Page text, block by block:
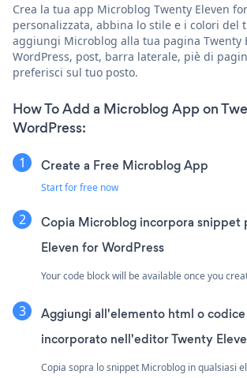
Crea la tua app Microblog Twenty Eleven
personalizzata, abbina lo stile e i colori del
aggiungi Microblog alla tua pagina Twenty
WordPress, post, barra laterale, piè di
preferisci sul tuo posto.
How To Add a Microblog App on
WordPress:
Create a Free Microblog App
Start for free now
Copia Microblog incorpora snippet
Eleven for WordPress
Your code block will be available once you
Aggiungi all'elemento html o
incorporato nell'editor Twenty
Copia sopra lo snippet Microblog in qualsiasi